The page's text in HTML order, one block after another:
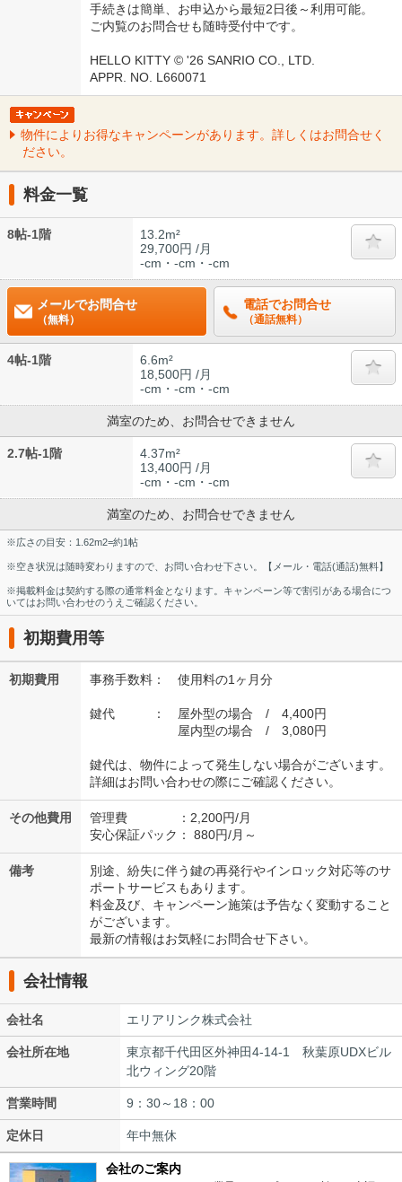
手続きは簡単、お申込から最短2日後～利用可能。
ご内覧のお問合せも随時受付中です。
HELLO KITTY © '26 SANRIO CO., LTD.
APPR. NO. L660071
物件によりお得なキャンペーンがあります。詳しくはお問合せく
ださい。
料金一覧
8帖-1階
13.2m²
29,700円 /月
-cm・-cm・-cm
メールでお問合せ
（無料）
電話でお問合せ
（通話無料）
4帖-1階
6.6m²
18,500円 /月
-cm・-cm・-cm
満室のため、お問合せできません
2.7帖-1階
4.37m²
13,400円 /月
-cm・-cm・-cm
満室のため、お問合せできません
※広さの目安：1.62m2=約1帖
※空き状況は随時変わりますので、お問い合わせ下さい。【メール・電話(通話)無料】
※掲載料金は契約する際の通常料金となります。キャンペーン等で割引がある場合につ
いてはお問い合わせのうえご確認ください。
初期費用等
初期費用 事務手数料： 使用料の1ヶ月分
鍵代 ： 屋外型の場合 / 4,400円
屋内型の場合 / 3,080円
鍵代は、物件によって発生しない場合がございます。
詳細はお問い合わせの際にご確認ください。
その他費用
管理費 ：2,200円/月
安心保証パック： 880円/月～
備考
別途、紛失に伴う鍵の再発行やインロック対応等のサ
ポートサービスもあります。
料金及び、キャンペーン施策は予告なく変動すること
がございます。
最新の情報はお気軽にお問合せ下さい。
会社情報
会社名 エリアリンク株式会社
会社所在地
東京都千代田区外神田4-14-1 秋葉原UDXビル
北ウィング20階
営業時間 9：30～18：00
定休日 年中無休
会社のご案内